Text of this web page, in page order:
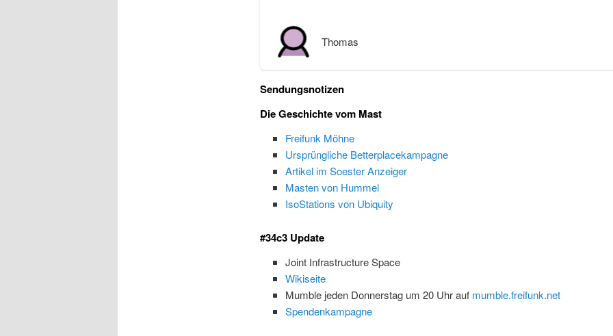
Thomas
Sendungsnotizen
Die Geschichte vom Mast
Freifunk Möhne
Ursprüngliche Betterplacekampagne
Artikel im Soester Anzeiger
Masten von Hummel
IsoStations von Ubiquity
#34c3 Update
Joint Infrastructure Space
Wikiseite
Mumble jeden Donnerstag um 20 Uhr auf mumble.freifunk.net
Spendenkampagne